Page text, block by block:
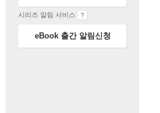
시리즈 알림 서비스
eBook 출간 알림신청